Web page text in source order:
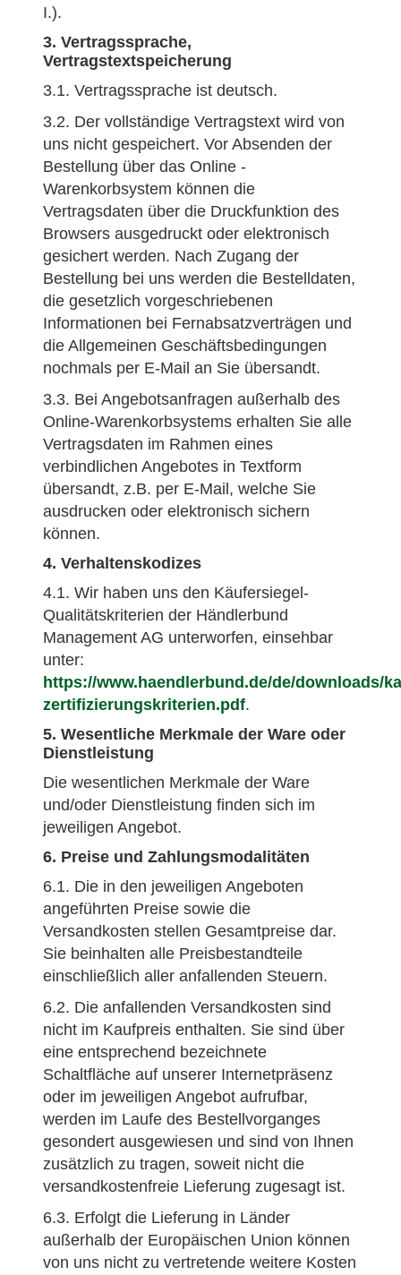
I.).
3. Vertragssprache,
Vertragstextspeicherung
3.1. Vertragssprache ist deutsch.
3.2. Der vollständige Vertragstext wird von
uns nicht gespeichert. Vor Absenden der
Bestellung über das Online -
Warenkorbsystem können die
Vertragsdaten über die Druckfunktion des
Browsers ausgedruckt oder elektronisch
gesichert werden. Nach Zugang der
Bestellung bei uns werden die Bestelldaten,
die gesetzlich vorgeschriebenen
Informationen bei Fernabsatzverträgen und
die Allgemeinen Geschäftsbedingungen
nochmals per E-Mail an Sie übersandt.
3.3. Bei Angebotsanfragen außerhalb des
Online-Warenkorbsystems erhalten Sie alle
Vertragsdaten im Rahmen eines
verbindlichen Angebotes in Textform
übersandt, z.B. per E-Mail, welche Sie
ausdrucken oder elektronisch sichern
können.
4. Verhaltenskodizes
4.1. Wir haben uns den Käufersiegel-
Qualitätskriterien der Händlerbund
Management AG unterworfen, einsehbar
unter:
https://www.haendlerbund.de/de/downloads/
zertifizierungskriterien.pdf.
5. Wesentliche Merkmale der Ware oder
Dienstleistung
Die wesentlichen Merkmale der Ware
und/oder Dienstleistung finden sich im
jeweiligen Angebot.
6. Preise und Zahlungsmodalitäten
6.1. Die in den jeweiligen Angeboten
angeführten Preise sowie die
Versandkosten stellen Gesamtpreise dar.
Sie beinhalten alle Preisbestandteile
einschließlich aller anfallenden Steuern.
6.2. Die anfallenden Versandkosten sind
nicht im Kaufpreis enthalten. Sie sind über
eine entsprechend bezeichnete
Schaltfläche auf unserer Internetpräsenz
oder im jeweiligen Angebot aufrufbar,
werden im Laufe des Bestellvorganges
gesondert ausgewiesen und sind von Ihnen
zusätzlich zu tragen, soweit nicht die
versandkostenfreie Lieferung zugesagt ist.
6.3. Erfolgt die Lieferung in Länder
außerhalb der Europäischen Union können
von uns nicht zu vertretende weitere Kosten